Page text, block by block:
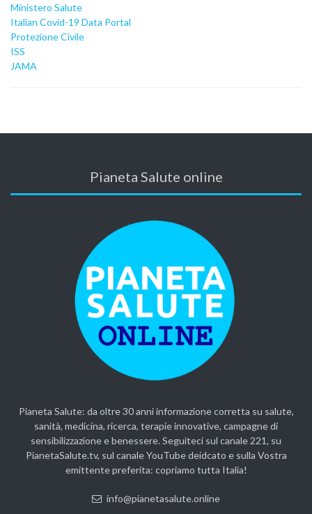
Ministero Salute
Italian Covid-19 Data Portal
Protezione Civile
ISS
JAMA
Pianeta Salute online
Pianeta Salute: da oltre 30 anni informazione corretta su salute,
sanità, medicina, ricerca, terapie innovative, campagne di
sensibilizzazione e benessere. Seguiteci sul canale 221, su
PianetaSalute.tv, sul canale YouTube deidcato e sulla Vostra
emittente preferita: copriamo tutta Italia!
info@pianetasalute.online